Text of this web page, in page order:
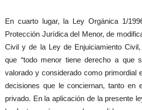
En cuarto lugar, la Ley Orgánica 1/
Protección Jurídica del Menor, de
Civil y de la Ley de Enjuiciamiento
que “todo menor tiene derecho a que
valorado y considerado como primordial
decisiones que le conciernan, tanto en
privado. En la aplicación de la presente